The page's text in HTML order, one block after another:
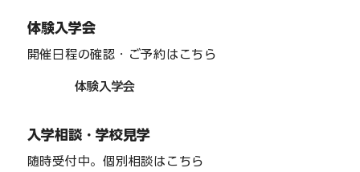
体験入学会
開催日程の確認・ご予約はこちら
体験入学会
入学相談・学校見学
随時受付中。個別相談はこちら